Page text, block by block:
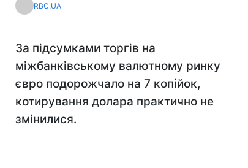
RBC.UA
За підсумками торгів на
міжбанківському валютному ринку
євро подорожчало на 7 копійок,
котирування долара практично не
змінилися.